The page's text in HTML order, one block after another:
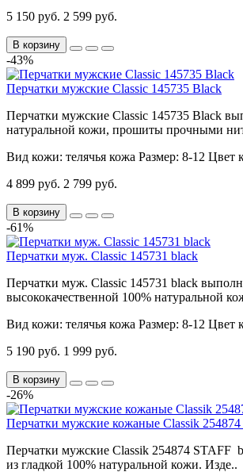
5 150 руб. 2 599 руб.
В корзину
-43%
Перчатки мужские Classic 145735 Black
Перчатки мужские Classic 145735 Black
натуральной кожи, прошиты прочными
Вид кожи: телячья кожа Размер: 8-12 Цвет
4 899 руб. 2 799 руб.
В корзину
-61%
Перчатки муж. Classic 145731 black
Перчатки муж. Classic 145731 black
высококачественной 100% натуральной
Вид кожи: телячья кожа Размер: 8-12 Цвет
5 190 руб. 1 999 руб.
В корзину
-26%
Перчатки мужские кожаные Classik
Перчатки мужские Classik 254874 STAFF
из гладкой 100% натуральной кожи. Изде..